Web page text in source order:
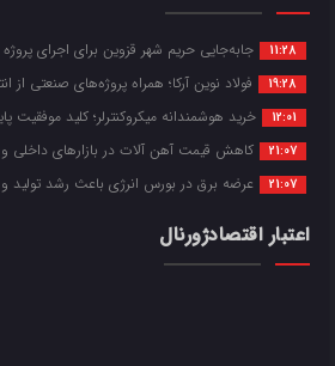
11:28 جابه‌جایی حریم شهر قزوین برای اجرای پروژه
19:28 فولاد نوین آرکا؛ همراه پروژه‌های صنعتی از
12:01 خرید هوشمندانه میکروکنترلر؛ کلید موفقیت
21:07 کاهش قیمت آهن آلات در بازارهای داخلی
21:07 عرضه برق در بورس انرژی باعث رشد تولید
اعتبار اقتصادژورنال